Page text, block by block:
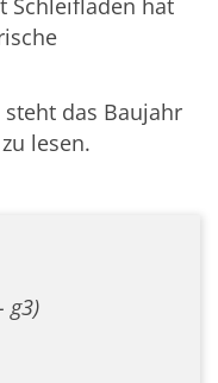
Schleifladen hat
das Baujahr
lesen.
g3)